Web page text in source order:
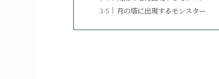
月の塔に出現するモンスター